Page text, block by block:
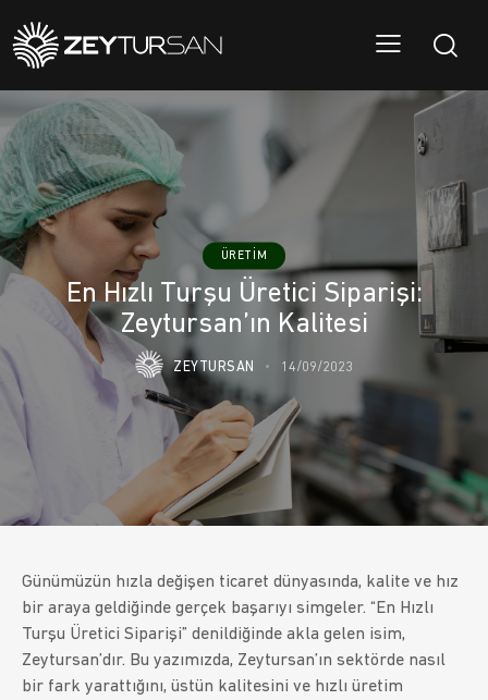
ÜRETIM
En Hızlı Turşu Üretici Siparişi:
Zeytursan’ın Kalitesi
ZEYTURSAN 14/09/2023
Günümüzün hızla değişen ticaret dünyasında, kalite ve hız
bir araya geldiğinde gerçek başarıyı simgeler. “En Hızlı
Turşu Üretici Siparişi” denildiğinde akla gelen isim,
Zeytursan’dır. Bu yazımızda, Zeytursan’ın sektörde nasıl
bir fark yarattığını, üstün kalitesini ve hızlı üretim